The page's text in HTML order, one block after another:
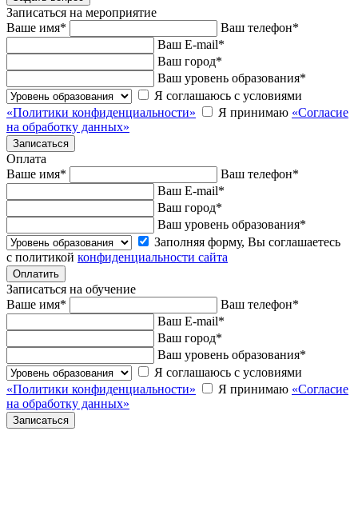
Записаться на мероприятие
Ваше имя* Ваш телефон*
Ваш E-mail*
Ваш город*
Ваш уровень образования*
Я соглашаюсь с условиями
«Политики конфиденциальности»
Я принимаю «Согласие
на обработку данных»
Оплата
Ваше имя* Ваш телефон*
Ваш E-mail*
Ваш город*
Ваш уровень образования*
Заполняя форму, Вы соглашаетесь
с политикой конфиденциальности сайта
Записаться на обучение
Ваше имя* Ваш телефон*
Ваш E-mail*
Ваш город*
Ваш уровень образования*
Я соглашаюсь с условиями
«Политики конфиденциальности»
Я принимаю «Согласие
на обработку данных»